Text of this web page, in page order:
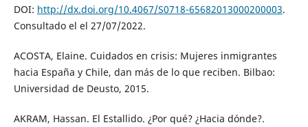
DOI: http://dx.doi.org/10.4067/S0718-65682013000200003.
Consultado el el 27/07/2022.
ACOSTA, Elaine. Cuidados en crisis: Mujeres inmigrantes
hacia España y Chile, dan más de lo que reciben. Bilbao:
Universidad de Deusto, 2015.
AKRAM, Hassan. El Estallido. ¿Por qué? ¿Hacia dónde?.